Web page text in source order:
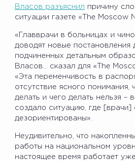
Власов разъяснил причину
ситуации газете «The Moscow
«Главврачи в больницах и
доводят новые постановления
подчиненных детальным
Власов… сказал для «The
«Эта переменчивость в
отсутствие ясного понимания,
делать и чего делать нельзя –
создало ситуацию, где
дезориентированы».
Неудивительно, что
работы на национальном
настоящее время работает